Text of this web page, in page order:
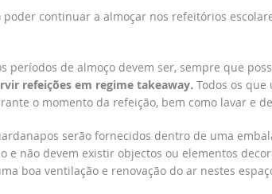
poder continuar a almoçar nos refeitórios
períodos de almoço devem ser, sempre que
refeições em regime takeaway.Todos os que
o momento da refeição, bem como lavar e
serão fornecidos dentro de uma
e não devem existir objectos ou elementos
boa ventilação e renovação do ar nestes